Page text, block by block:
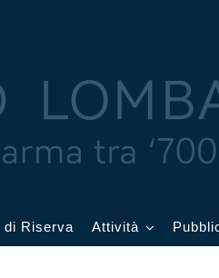
di Riserva Attività